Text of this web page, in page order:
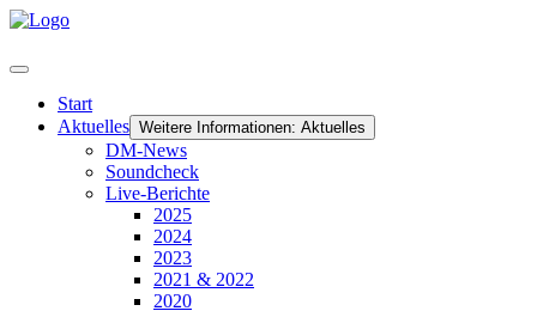
Start
Aktuelles Weitere Informationen: Aktuelles
DM-News
Soundcheck
Live-Berichte
2025
2024
2023
2021 & 2022
2020